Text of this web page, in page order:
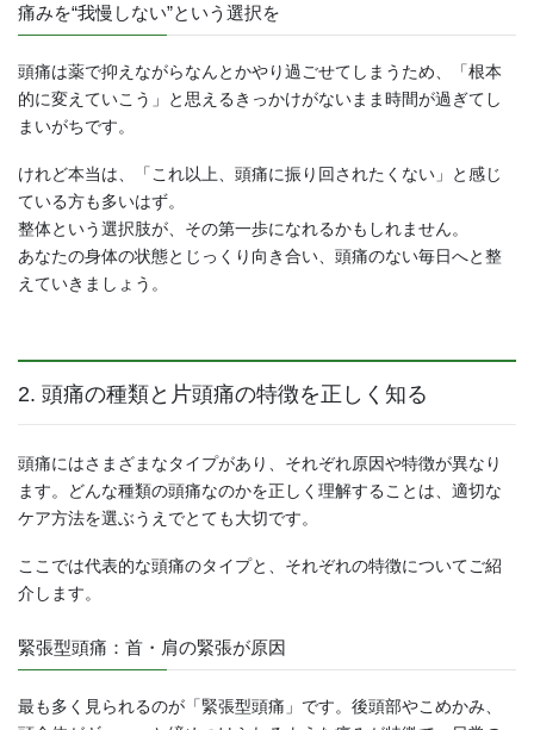
痛みを“我慢しない”という選択を
頭痛は薬で抑えながらなんとかやり過ごせてしまうため、「根本
的に変えていこう」と思えるきっかけがないまま時間が過ぎてし
まいがちです。
けれど本当は、「これ以上、頭痛に振り回されたくない」と感じ
ている方も多いはず。
整体という選択肢が、その第一歩になれるかもしれません。
あなたの身体の状態とじっくり向き合い、頭痛のない毎日へと整
えていきましょう。
2. 頭痛の種類と片頭痛の特徴を正しく知る
頭痛にはさまざまなタイプがあり、それぞれ原因や特徴が異なり
ます。どんな種類の頭痛なのかを正しく理解することは、適切な
ケア方法を選ぶうえでとても大切です。
ここでは代表的な頭痛のタイプと、それぞれの特徴についてご紹
介します。
緊張型頭痛：首・肩の緊張が原因
最も多く見られるのが「緊張型頭痛」です。後頭部やこめかみ、